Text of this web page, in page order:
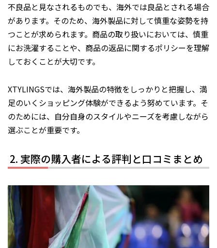
不良品と見なされるものでも、海外では良品とされる場合
があります。そのため、海外製品に対して慎重な姿勢を持
つことが求められます。商品の取り扱いにおいては、 慎重
にお洗濯することや、 商品の返品に関するポリシーを理解
しておくことが大切です。
XTYLINGSでは、海外製品の特徴をしっかりと把握し、満
足のいくショッピング体験ができるよう努めています。そ
のためには、自分自身のスタイルやニーズを考慮しながら
選ぶことが重要です。
実際の購入者による評判と口コミまとめ